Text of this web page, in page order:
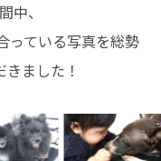
中、
っている写真を総勢
ました！